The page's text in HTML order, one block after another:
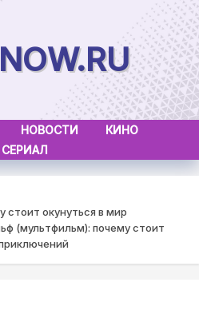
НОВОСТИ
КИНО
СЕРИАЛ
стоит окунуться в мир
(мультфильм): почему стоит